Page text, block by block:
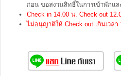
ก่อน ขอสงวนสิทธิ์ในการเข้าพักแ
Check in 14.00 น. Check out
ไม่อนุญาติให้ Check out เกินเวลา